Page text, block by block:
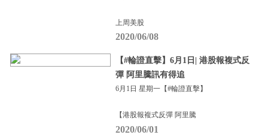
上周美股
2020/06/08
【#輪證直擊】6月1日| 港股報複式反
彈 阿里騰訊有得追
6月1日 星期一【#輪證直擊】
【港股報複式反彈 阿里騰
2020/06/01